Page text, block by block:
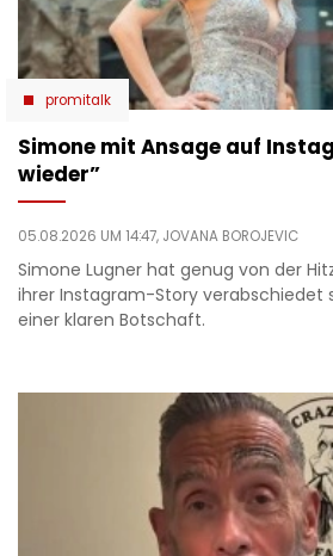
promitalk
Simone mit Ansage auf
wieder”
05.08.2026 UM 14:47, JOVANA BOROJEVIC
Simone Lugner hat genug von der
ihrer Instagram-Story verabschiedet
einer klaren Botschaft.